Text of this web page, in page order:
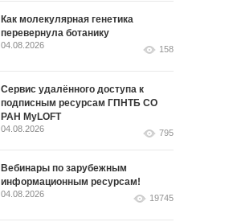
Как молекулярная генетика
перевернула ботанику
04.08.2026 158
Сервис удалённого доступа к
подписным ресурсам ГПНТБ СО
РАН MyLOFT
04.08.2026 795
Вебинары по зарубежным
информационным ресурсам!
04.08.2026 19745